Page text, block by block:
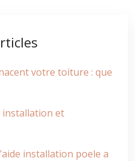
votre toiture : que
installation et
installation poele a